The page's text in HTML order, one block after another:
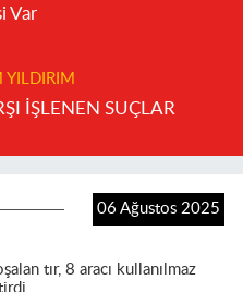
Var
YILDIRIM
İŞLENEN SUÇLAR
06 Ağustos 2025
tır, 8 aracı kullanılmaz